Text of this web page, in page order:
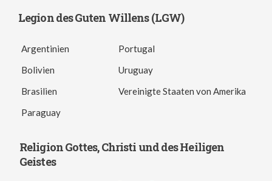
Legion des Guten Willens (LGW)
Argentinien
Bolivien
Brasilien
Paraguay
Portugal
Uruguay
Vereinigte Staaten von Amerika
Religion Gottes, Christi und des Heiligen
Geistes